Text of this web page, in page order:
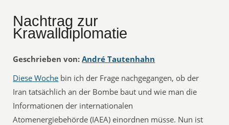
Nachtrag zur
Krawalldiplomatie
Geschrieben von: André Tautenhahn
Diese Woche bin ich der Frage nachgegangen, ob der
Iran tatsächlich an der Bombe baut und wie man die
Informationen der internationalen
Atomenergiebehörde (IAEA) einordnen müsse. Nun ist